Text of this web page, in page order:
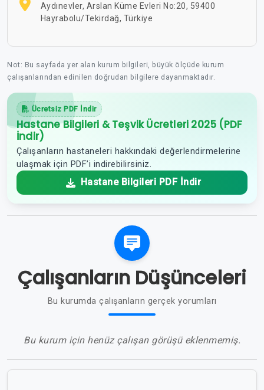
Aydınevler, Arslan Küme Evleri No:20, 59400
Hayrabolu/Tekirdağ, Türkiye
Not: Bu sayfada yer alan kurum bilgileri, büyük ölçüde kurum
çalışanlarından edinilen doğrudan bilgilere dayanmaktadır.
Ücretsiz PDF İndir
Hastane Bilgileri & Teşvik Ücretleri 2025 (PDF
İndir)
Çalışanların hastaneleri hakkındaki değerlendirmelerine
ulaşmak için PDF’i indirebilirsiniz.
Hastane Bilgileri PDF İndir
Çalışanların Düşünceleri
Bu kurumda çalışanların gerçek yorumları
Bu kurum için henüz çalışan görüşü eklenmemiş.